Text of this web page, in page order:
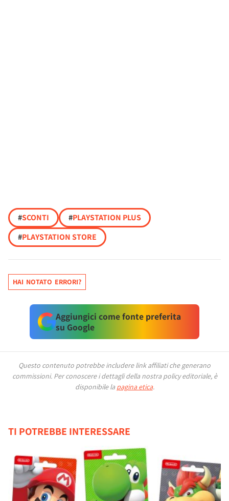
#SCONTI #PLAYSTATION PLUS
#PLAYSTATION STORE
HAI NOTATO ERRORI?
Aggiungici come fonte preferita
su Google
Questo contenuto potrebbe includere link affiliati che generano
commissioni. Per conoscere i dettagli della nostra policy editoriale, è
disponibile la pagina etica.
TI POTREBBE INTERESSARE